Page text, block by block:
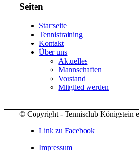
Seiten
Startseite
Tennistraining
Kontakt
Über uns
Aktuelles
Mannschaften
Vorstand
Mitglied werden
© Copyright - Tennisclub Königstein
Link zu Facebook
Impressum